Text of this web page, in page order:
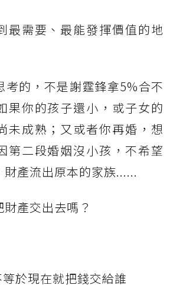
最需要、最能發揮價值的地
考的，不是謝霆鋒拿5%合不
果你的孩子還小，或子女的
未成熟；又或者你再婚，想
第二段婚姻沒小孩，不希望
產流出原本的家族......
產交出去嗎？
於現在就把錢交給誰